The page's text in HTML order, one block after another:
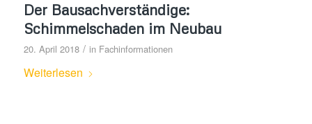
Der Bausachverständige:
Schimmelschaden im Neubau
20. April 2018 / in Fachinformationen
Weiterlesen